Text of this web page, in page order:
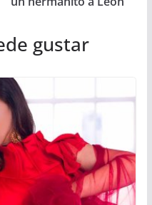
gustar